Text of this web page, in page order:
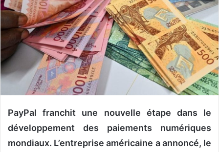
r
u
n
c
o
u
r
r
e
PayPal franchit une nouvelle étape dans le
développement des paiements numériques
mondiaux. L’entreprise américaine a annoncé, le